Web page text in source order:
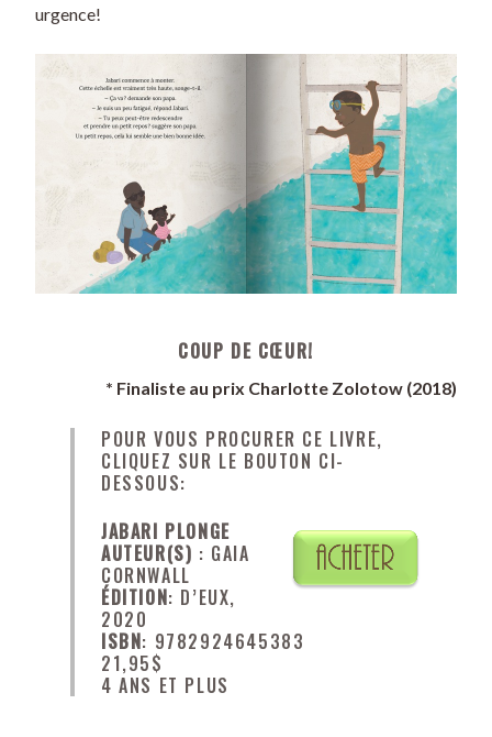
urgence!
COUP DE CŒUR!
* Finaliste au prix Charlotte Zolotow (2018)
POUR VOUS PROCURER CE LIVRE,
CLIQUEZ SUR LE BOUTON CI-
DESSOUS:
JABARI PLONGE
AUTEUR(S) : GAIA
CORNWALL
ÉDITION: D’EUX,
2020
ISBN: 9782924645383
21,95$
4 ANS ET PLUS